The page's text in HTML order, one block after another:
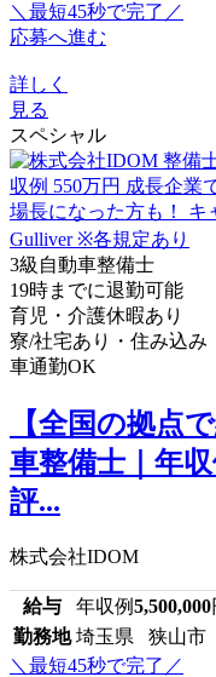
＼最短45秒で完了／
応募へ進む
詳しく
見る
スペシャル
3級自動車整備士
19時までに退勤可能
育児・介護休暇あり
寮/社宅あり・住み込み
車通勤OK
【全国の拠点
車整備士｜年
評...
株式会社IDOM
給与 年収例5,500,000
勤務地 埼玉県 狭山市
＼最短45秒で完了／